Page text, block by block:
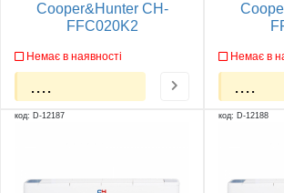
Cooper&Hunter CH-
FFC020K2
Немає в наявності
....
Немає в
....
код: D-12187 код: D-12188